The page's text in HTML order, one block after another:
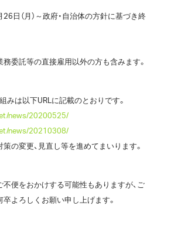
日（月）～政府・自治体の方針に基づき終
の直接雇用以外の方も含みます。
みは以下URLに記載のとおりです。
news/20200525/
news/20210308/
の変更、見直し等を進めてまいります。
不便をおかけする可能性もありますが、ご
卒よろしくお願い申し上げます。